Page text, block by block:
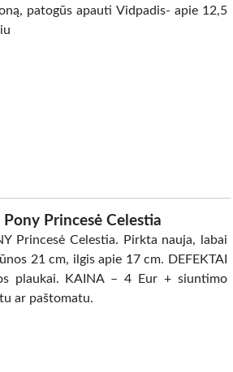
patogūs apauti Vidpadis- apie 12,5
Princesė Celestia
Princesė Celestia. Pirkta nauja, labai
21 cm, ilgis apie 17 cm. DEFEKTAI
plaukai. KAINA – 4 Eur + siuntimo
ar paštomatu.